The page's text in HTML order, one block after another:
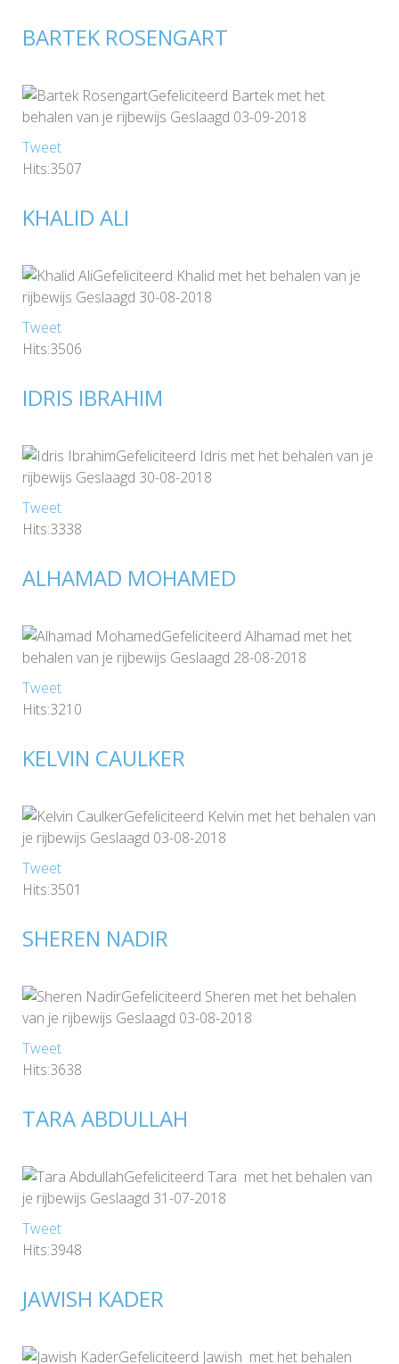
BARTEK ROSENGART
Gefeliciteerd Bartek met het
behalen van je rijbewijs Geslaagd 03-09-2018
Tweet
Hits:3507
KHALID ALI
Gefeliciteerd Khalid met het behalen van je
rijbewijs Geslaagd 30-08-2018
Tweet
Hits:3506
IDRIS IBRAHIM
Gefeliciteerd Idris met het behalen van je
rijbewijs Geslaagd 30-08-2018
Tweet
Hits:3338
ALHAMAD MOHAMED
Gefeliciteerd Alhamad met het
behalen van je rijbewijs Geslaagd 28-08-2018
Tweet
Hits:3210
KELVIN CAULKER
Gefeliciteerd Kelvin met het behalen van
je rijbewijs Geslaagd 03-08-2018
Tweet
Hits:3501
SHEREN NADIR
Gefeliciteerd Sheren met het behalen
van je rijbewijs Geslaagd 03-08-2018
Tweet
Hits:3638
TARA ABDULLAH
Gefeliciteerd Tara met het behalen van
je rijbewijs Geslaagd 31-07-2018
Tweet
Hits:3948
JAWISH KADER
Gefeliciteerd Jawish met het behalen